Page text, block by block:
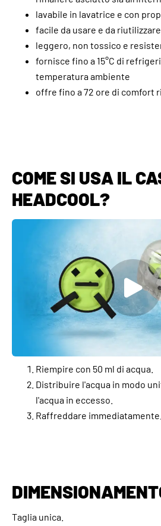
lavabile in lavatrice e con
facile da usare e da riutilizzare
leggero, non tossico e
fornisce fino a 15°C di
temperatura ambiente
offre fino a 72 ore di comfort
COME SI USA IL
HEADCOOL?
Riempire con 50 ml di acqua.
Distribuire l'acqua in modo
l'acqua in eccesso.
Raffreddare immediatamente.
Taglia unica.